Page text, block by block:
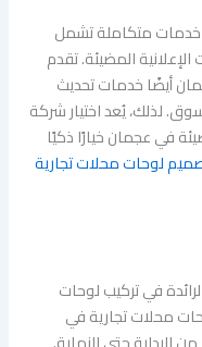
خدمات متكاملة تشمل
المضيئة. تقدم
أيضًا خدمات تحديث
لذلك، يُعد اختيار شركة
في عجمان خيارًا ذكيًا
لوحات محلات تجارية
في تركيب لوحات
محلات تجارية في